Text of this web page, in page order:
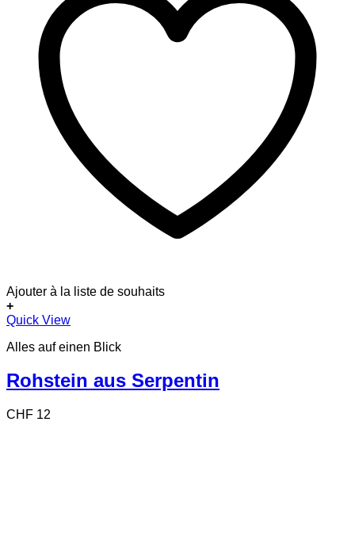
Ajouter à la liste de souhaits
+
Quick View
Alles auf einen Blick
Rohstein aus Serpentin
CHF 12